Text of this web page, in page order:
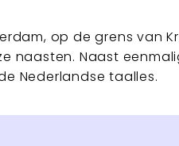
op de grens van
naasten. Naast
Nederlandse taalles.